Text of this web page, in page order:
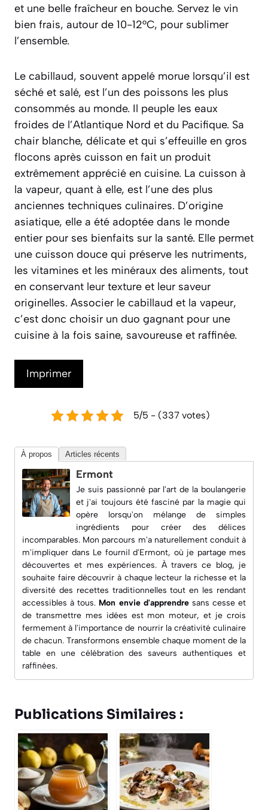
et une belle fraîcheur en bouche. Servez le vin
bien frais, autour de 10-12°C, pour sublimer
l’ensemble.
Le cabillaud, souvent appelé morue lorsqu’il est
séché et salé, est l’un des poissons les plus
consommés au monde. Il peuple les eaux
froides de l’Atlantique Nord et du Pacifique. Sa
chair blanche, délicate et qui s’effeuille en gros
flocons après cuisson en fait un produit
extrêmement apprécié en cuisine. La cuisson à
la vapeur, quant à elle, est l’une des plus
anciennes techniques culinaires. D’origine
asiatique, elle a été adoptée dans le monde
entier pour ses bienfaits sur la santé. Elle permet
une cuisson douce qui préserve les nutriments,
les vitamines et les minéraux des aliments, tout
en conservant leur texture et leur saveur
originelles. Associer le cabillaud et la vapeur,
c’est donc choisir un duo gagnant pour une
cuisine à la fois saine, savoureuse et raffinée.
Imprimer
5/5 - (337 votes)
À propos Articles récents
Ermont
Je suis passionné par l'art de la boulangerie
et j'ai toujours été fasciné par la magie qui
opère lorsqu'on mélange de simples
ingrédients pour créer des délices
incomparables. Mon parcours m'a naturellement conduit à
m'impliquer dans Le fournil d'Ermont, où je partage mes
découvertes et mes expériences. À travers ce blog, je
souhaite faire découvrir à chaque lecteur la richesse et la
diversité des recettes traditionnelles tout en les rendant
accessibles à tous. Mon envie d'apprendresans cesse et
de transmettre mes idées est mon moteur, et je crois
fermement à l'importance de nourrir la créativité culinaire
de chacun. Transformons ensemble chaque moment de la
table en une célébration des saveurs authentiques et
raffinées.
Publications Similaires :